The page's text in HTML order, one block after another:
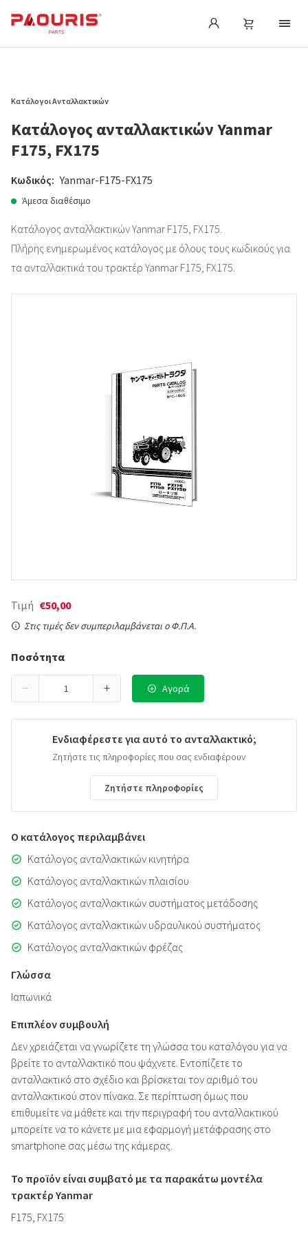
Κατάλογοι Ανταλλακτικών
Κατάλογος ανταλλακτικών Yanmar
F175, FX175
Κωδικός: Yanmar-F175-FX175
Άμεσα διαθέσιμο
Κατάλογος ανταλλακτικών Yanmar F175, FX175.
Πλήρης ενημερωμένος κατάλογος με όλους τους κωδικούς για
τα ανταλλακτικά του τρακτέρ Yanmar F175, FX175.
Τιμή €50,00
Στις τιμές δεν συμπεριλαμβάνεται ο Φ.Π.Α.
Ποσότητα
Αγορά
Ενδιαφέρεστε για αυτό το ανταλλακτικό;
Ζητήστε τις πληροφορίες που σας ενδιαφέρουν
Ζητήστε πληροφορίες
Ο κατάλογος περιλαμβάνει
Κατάλογος ανταλλακτικών κινητήρα
Κατάλογος ανταλλακτικών πλαισίου
Κατάλογος ανταλλακτικών συστήματος μετάδοσης
Κατάλογος ανταλλακτικών υδραυλικού συστήματος
Κατάλογος ανταλλακτικών φρέζας
Γλώσσα
Ιαπωνικά
Επιπλέον συμβουλή
Δεν χρειάζεται να γνωρίζετε τη γλώσσα του καταλόγου για να
βρείτε το ανταλλακτικό που ψάχνετε. Εντοπίζετε το
ανταλλακτικό στο σχέδιο και βρίσκεται τον αριθμό του
ανταλλακτικού στον πίνακα. Σε περίπτωση όμως που
επιθυμείτε να μάθετε και την περιγραφή του ανταλλακτικού
μπορείτε να το κάνετε με μια εφαρμογή μετάφρασης στο
smartphone σας μέσω της κάμερας.
Το προϊόν είναι συμβατό με τα παρακάτω μοντέλα
τρακτέρ Yanmar
F175, FX175